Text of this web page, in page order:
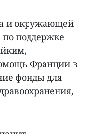
и окружающей
по поддержке
Франции в
фонды для